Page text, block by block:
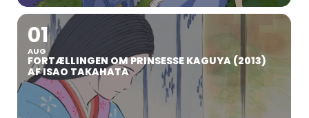
01
AUG
FORTÆLLINGEN OM PRINSESSE KAGUYA (2013)
AF ISAO TAKAHATA